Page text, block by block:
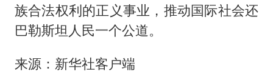
族合法权利的正义事业，推动国际社会还
巴勒斯坦人民一个公道。
来源：新华社客户端